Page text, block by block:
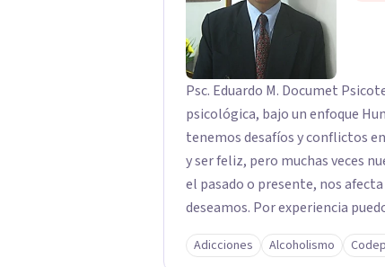
Psc. Eduardo M. Documet Psicoterapeuta, experimentado te brinda ayuda
psicológica, bajo un enfoque
tenemos desafíos y conflictos en
y ser feliz, pero muchas veces
el pasado o presente, nos
deseamos. Por experiencia
divina, las cosas en la vida
personales suficientes para
Adicciones Alcoholismo